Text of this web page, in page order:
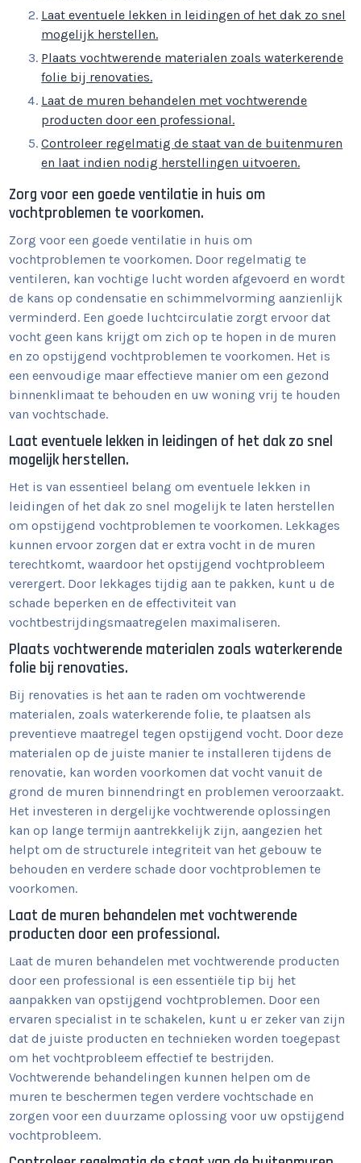
Laat eventuele lekken in leidingen of het dak zo snel
mogelijk herstellen.
Plaats vochtwerende materialen zoals waterkerende
folie bij renovaties.
Laat de muren behandelen met vochtwerende
producten door een professional.
Controleer regelmatig de staat van de buitenmuren
en laat indien nodig herstellingen uitvoeren.
Zorg voor een goede ventilatie in huis om
vochtproblemen te voorkomen.
Zorg voor een goede ventilatie in huis om
vochtproblemen te voorkomen. Door regelmatig te
ventileren, kan vochtige lucht worden afgevoerd en wordt
de kans op condensatie en schimmelvorming aanzienlijk
verminderd. Een goede luchtcirculatie zorgt ervoor dat
vocht geen kans krijgt om zich op te hopen in de muren
en zo opstijgend vochtproblemen te voorkomen. Het is
een eenvoudige maar effectieve manier om een gezond
binnenklimaat te behouden en uw woning vrij te houden
van vochtschade.
Laat eventuele lekken in leidingen of het dak zo snel
mogelijk herstellen.
Het is van essentieel belang om eventuele lekken in
leidingen of het dak zo snel mogelijk te laten herstellen
om opstijgend vochtproblemen te voorkomen. Lekkages
kunnen ervoor zorgen dat er extra vocht in de muren
terechtkomt, waardoor het opstijgend vochtprobleem
verergert. Door lekkages tijdig aan te pakken, kunt u de
schade beperken en de effectiviteit van
vochtbestrijdingsmaatregelen maximaliseren.
Plaats vochtwerende materialen zoals waterkerende
folie bij renovaties.
Bij renovaties is het aan te raden om vochtwerende
materialen, zoals waterkerende folie, te plaatsen als
preventieve maatregel tegen opstijgend vocht. Door deze
materialen op de juiste manier te installeren tijdens de
renovatie, kan worden voorkomen dat vocht vanuit de
grond de muren binnendringt en problemen veroorzaakt.
Het investeren in dergelijke vochtwerende oplossingen
kan op lange termijn aantrekkelijk zijn, aangezien het
helpt om de structurele integriteit van het gebouw te
behouden en verdere schade door vochtproblemen te
voorkomen.
Laat de muren behandelen met vochtwerende
producten door een professional.
Laat de muren behandelen met vochtwerende producten
door een professional is een essentiële tip bij het
aanpakken van opstijgend vochtproblemen. Door een
ervaren specialist in te schakelen, kunt u er zeker van zijn
dat de juiste producten en technieken worden toegepast
om het vochtprobleem effectief te bestrijden.
Vochtwerende behandelingen kunnen helpen om de
muren te beschermen tegen verdere vochtschade en
zorgen voor een duurzame oplossing voor uw opstijgend
vochtprobleem.